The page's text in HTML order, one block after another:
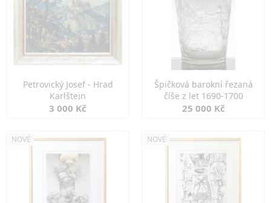
Petrovický Josef - Hrad
Karlštejn
3 000 Kč
Špičková barokní řezaná
číše z let 1690-1700
25 000 Kč
NOVÉ NOVÉ